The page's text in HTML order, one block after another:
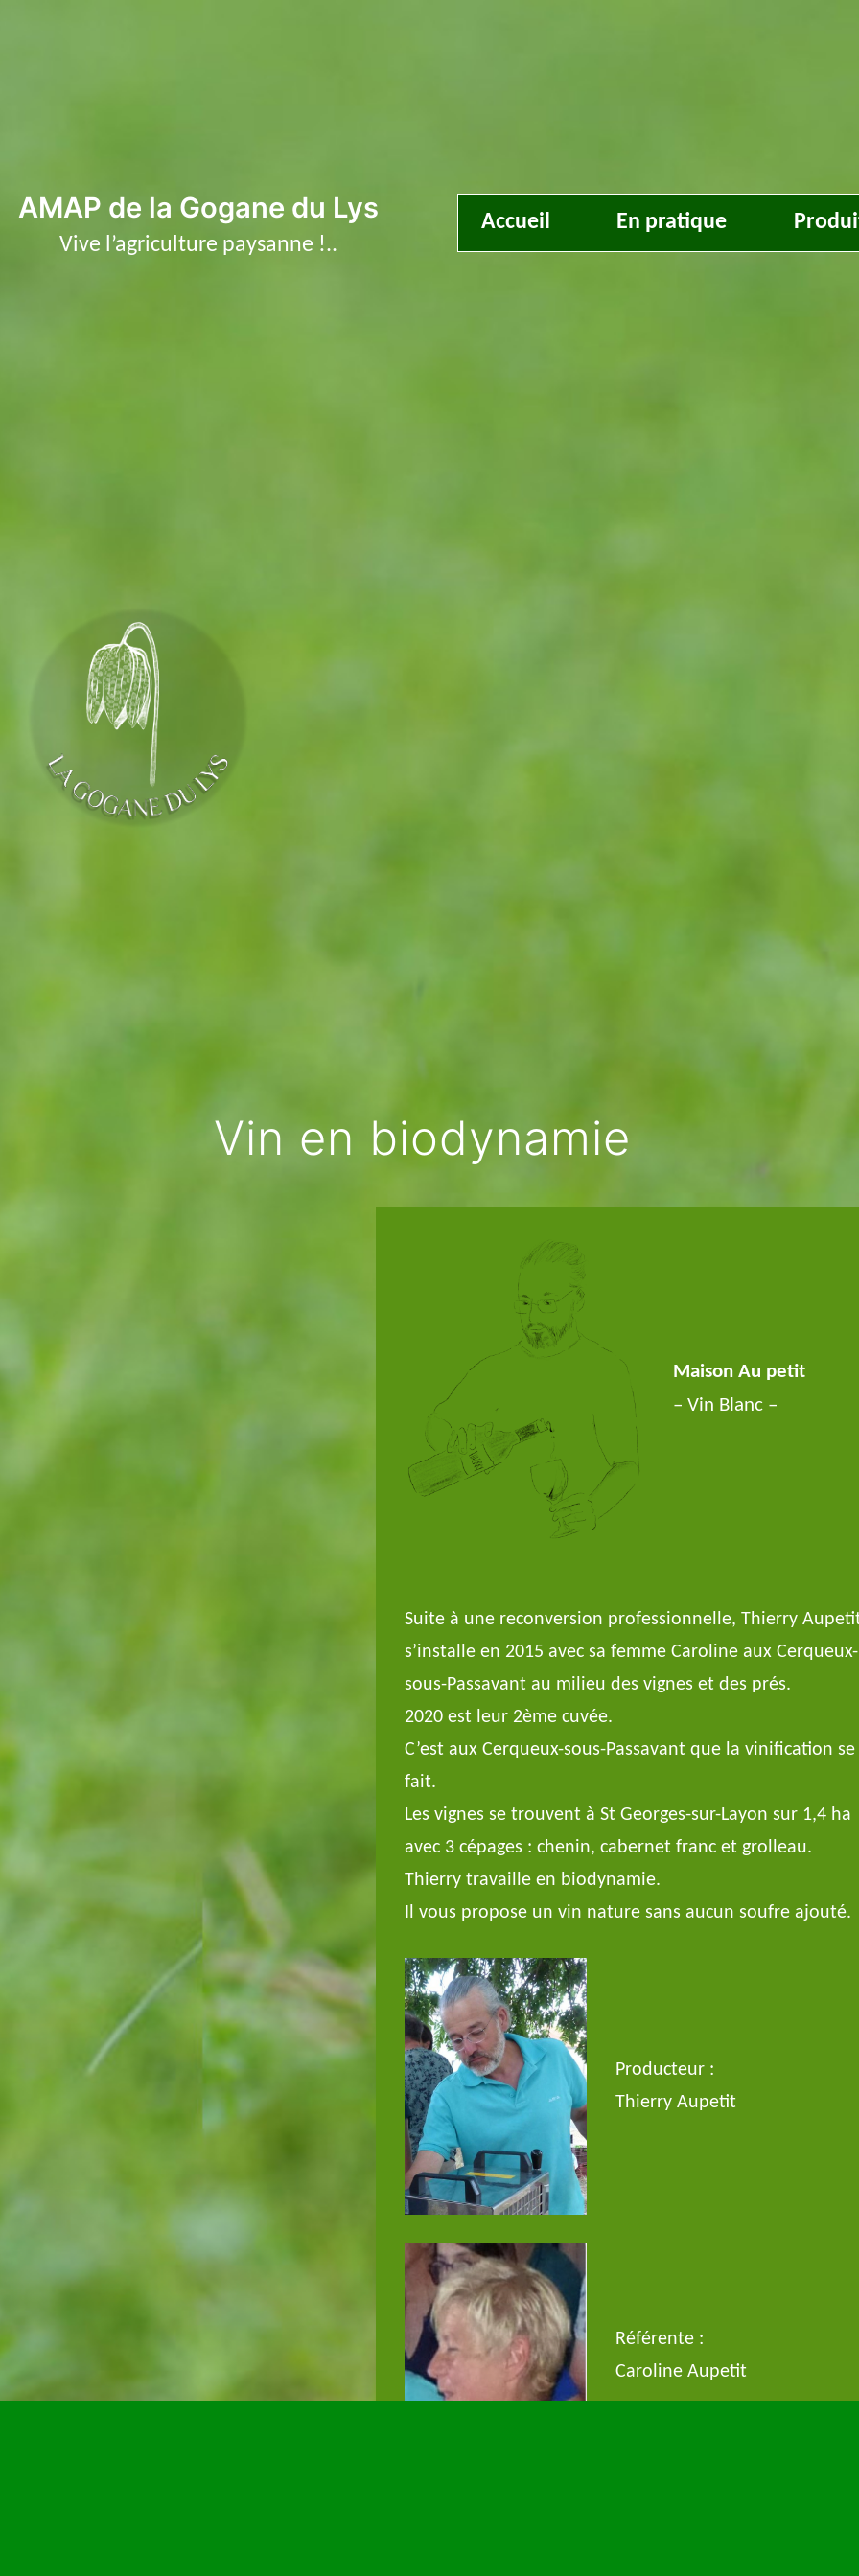
AMAP de la Gogane du Lys
Vive l’agriculture paysanne !..
Accueil En pratique
Vin en biodynamie
Maison Au petit
– Vin Blanc –
Suite à une reconversion professionnelle, Thierry
s’installe en 2015 avec sa femme Caroline aux Cerqueux-
sous-Passavant au milieu des vignes et des prés.
2020 est leur 2ème cuvée.
C’est aux Cerqueux-sous-Passavant que la vinification se
fait.
Les vignes se trouvent à St Georges-sur-Layon sur 1,4 ha
avec 3 cépages : chenin, cabernet franc et grolleau.
Thierry travaille en biodynamie.
Il vous propose un vin nature sans aucun soufre ajouté.
Producteur :
Thierry Aupetit
Référente :
Caroline Aupetit